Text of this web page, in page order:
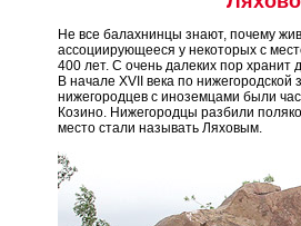
Не все балахнинцы знают, почему
ассоциирующееся у некоторых с
400 лет. С очень далеких пор хранит
В начале XVII века по
нижегородцев с иноземцами были
Козино. Нижегородцы разбили
место стали называть Ляховым.